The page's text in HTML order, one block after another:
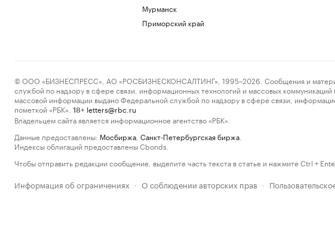
Мурманск
Приморский край
© ООО «БИЗНЕСПРЕСС», АО «РОСБИЗНЕСКОНСАЛТИНГ», 1995–2026. Сообщения и
службой по надзору в сфере связи, информационных технологий и массовых
массовой информации выдано Федеральной службой по надзору в сфере связи,
пометкой «РБК».
18+ letters@rbc.ru
Владельцем сайта является информационное агентство «РБК».
Данные предоставлены: Мосбиржа Санкт-Петербургская биржа
Индексы облигаций предоставлены Cbonds.
Чтобы отправить редакции сообщение, выделите часть текста в статье и нажмите Ctrl +
Информация об ограничениях · О соблюдении авторских прав ·